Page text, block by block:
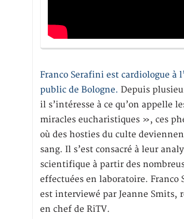
Franco Serafini est cardiologue à
public de Bologne. Depuis
il s’intéresse à ce qu’on appelle
miracles eucharistiques », ces
où des hosties du culte
sang. Il s’est consacré à leur
scientifique à partir des
effectuées en laboratoire. Franco
est interviewé par Jeanne Smits,
en chef de RiTV.